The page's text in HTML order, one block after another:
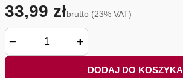
33,99 złbrutto (23% VAT)
− +
DODAJ DO KOSZYKA